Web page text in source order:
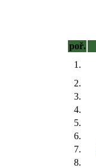
poř.
1.
2.
3.
4.
5.
6.
7.
8.